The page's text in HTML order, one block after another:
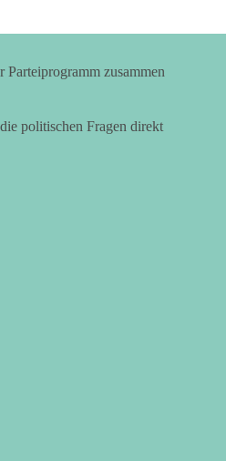
Parteiprogramm zusammen
politischen Fragen direkt